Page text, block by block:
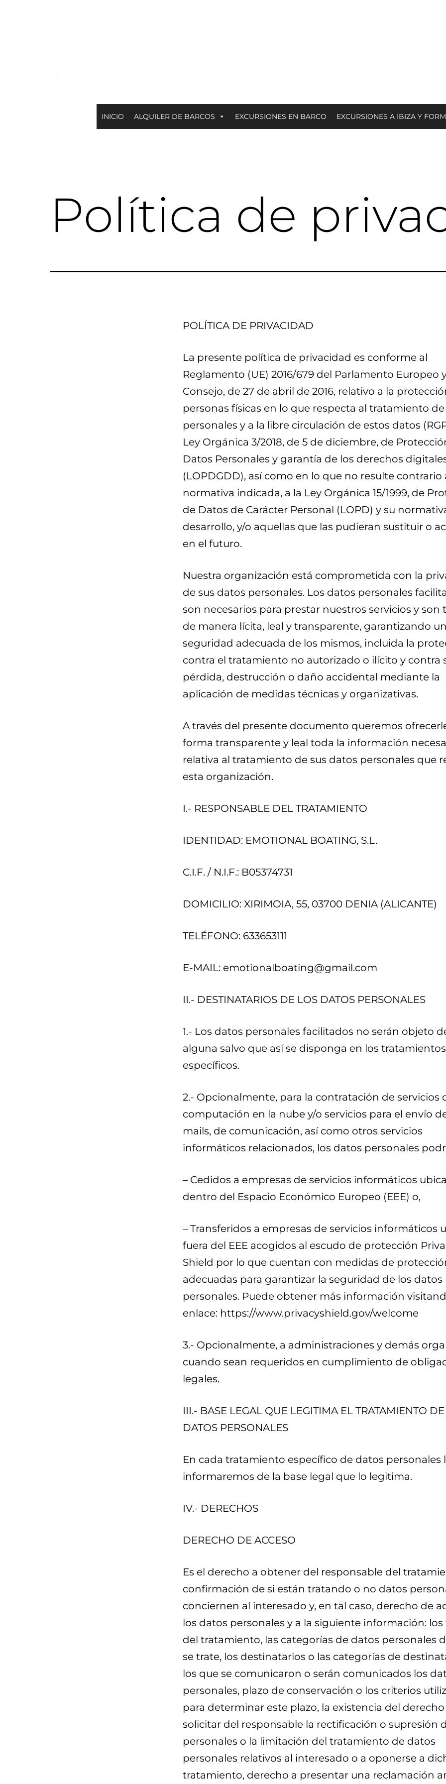
INICIO ALQUILER DE BARCOS EXCURSIONES EN BARCO EXCURSIONES A IBIZA Y
Política de
POLÍTICA DE PRIVACIDAD
La presente política de privacidad es conforme al
Reglamento (UE) 2016/679 del Parlamento Europeo
Consejo, de 27 de abril de 2016, relativo a la
personas físicas en lo que respecta al tratamiento
personales y a la libre circulación de estos datos
Ley Orgánica 3/2018, de 5 de diciembre, de
Datos Personales y garantía de los derechos
(LOPDGDD), así como en lo que no resulte contrario
normativa indicada, a la Ley Orgánica 15/1999, de
de Datos de Carácter Personal (LOPD) y su
desarrollo, y/o aquellas que las pudieran sustituir o
en el futuro.
Nuestra organización está comprometida con la
de sus datos personales. Los datos personales
son necesarios para prestar nuestros servicios y son
de manera lícita, leal y transparente, garantizando
seguridad adecuada de los mismos, incluida la
contra el tratamiento no autorizado o ilícito y contra
pérdida, destrucción o daño accidental mediante la
aplicación de medidas técnicas y organizativas.
A través del presente documento queremos
forma transparente y leal toda la información
relativa al tratamiento de sus datos personales que
esta organización.
I.- RESPONSABLE DEL TRATAMIENTO
IDENTIDAD: EMOTIONAL BOATING, S.L.
C.I.F. / N.I.F.: B05374731
DOMICILIO: XIRIMOIA, 55, 03700 DENIA (ALICANTE)
TELÉFONO: 633653111
E-MAIL: emotionalboating@gmail.com
II.- DESTINATARIOS DE LOS DATOS PERSONALES
1.- Los datos personales facilitados no serán objeto
alguna salvo que así se disponga en los tratamientos
específicos.
2.- Opcionalmente, para la contratación de servicios
computación en la nube y/o servicios para el envío
mails, de comunicación, así como otros servicios
informáticos relacionados, los datos personales
– Cedidos a empresas de servicios informáticos
dentro del Espacio Económico Europeo (EEE) o,
– Transferidos a empresas de servicios informáticos
fuera del EEE acogidos al escudo de protección
Shield por lo que cuentan con medidas de
adecuadas para garantizar la seguridad de los datos
personales. Puede obtener más información
enlace: https://www.privacyshield.gov/welcome
3.- Opcionalmente, a administraciones y demás
cuando sean requeridos en cumplimiento de
legales.
III.- BASE LEGAL QUE LEGITIMA EL TRATAMIENTO
DATOS PERSONALES
En cada tratamiento específico de datos personales
informaremos de la base legal que lo legitima.
IV.- DERECHOS
DERECHO DE ACCESO
Es el derecho a obtener del responsable del
confirmación de si están tratando o no datos
conciernen al interesado y, en tal caso, derecho de
los datos personales y a la siguiente información: los
del tratamiento, las categorías de datos personales
se trate, los destinatarios o las categorías de
los que se comunicaron o serán comunicados los
personales, plazo de conservación o los criterios
para determinar este plazo, la existencia del derecho
solicitar del responsable la rectificación o supresión
personales o la limitación del tratamiento de datos
personales relativos al interesado o a oponerse a
tratamiento, derecho a presentar una reclamación